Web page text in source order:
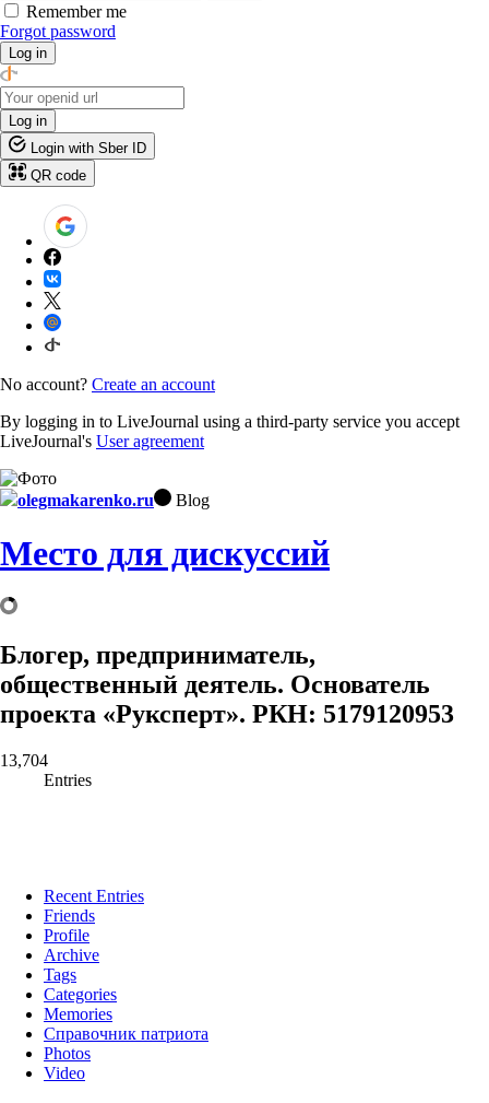
Remember me
Forgot password
Log in
Log in
Login with Sber ID
QR code
No account? Create an account
By logging in to LiveJournal using a third-party service you accept
LiveJournal's User agreement
olegmakarenko.ru Blog
Место для дискуссий
Блогер, предприниматель,
общественный деятель. Основатель
проекта «Руксперт». РКН: 5179120953
13,704
Entries
Recent Entries
Friends
Profile
Archive
Tags
Categories
Memories
Справочник патриота
Photos
Video